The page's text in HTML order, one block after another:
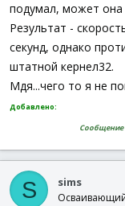
подумал, может она
Результат -
секунд, однако
штатной кернел32.
Мдя...чего то я не
Добавлено:
Сообщение
S sims